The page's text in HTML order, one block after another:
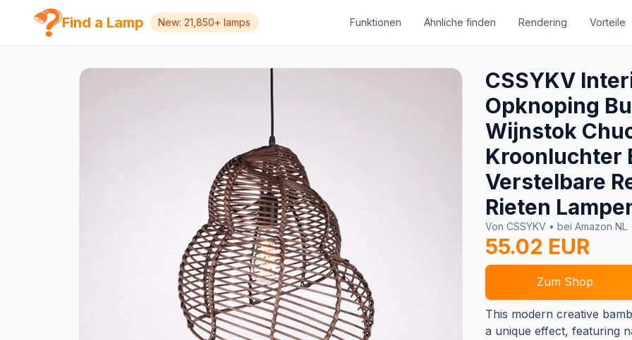
Find a Lamp New: 21,850+ lamps Funktionen Ähnliche finden Rendering Vorteile
CSSYKV
Opknoping
Wijnstok
Kroonluchter
Verstelbare
Rieten
Von CSSYKV • bei Amazon NL
55.02 EUR
Zum Shop
This modern creative
a unique effect, featuring